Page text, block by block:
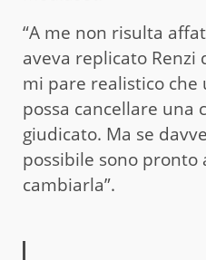
“A me non risulta
aveva replicato Renzi
mi pare realistico che
possa cancellare una
giudicato. Ma se
possibile sono pronto
cambiarla”.